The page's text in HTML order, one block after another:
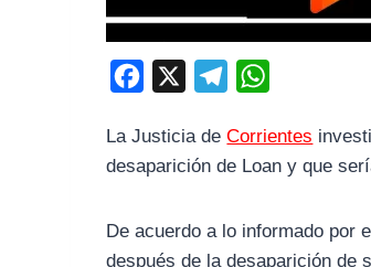
c
e
o
l
e
r
a
t
A
La Justicia deCorrientes
desaparición de Loan y que
De acuerdo a lo informado por
después de la desaparición de